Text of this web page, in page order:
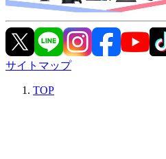
サイトマップ
TOP